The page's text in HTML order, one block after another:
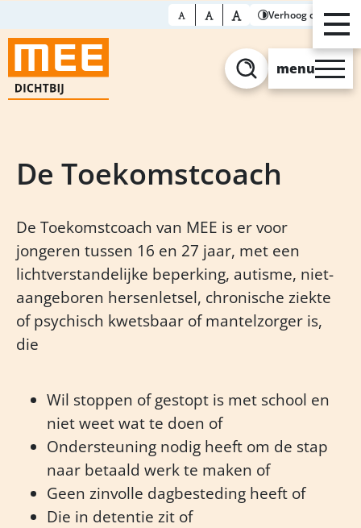
Verhoog contrast
Zoeken
menu
De Toekomstcoach
De Toekomstcoach van MEE is er voor
jongeren tussen 16 en 27 jaar, met een
lichtverstandelijke beperking, autisme, niet-
aangeboren hersenletsel, chronische ziekte
of psychisch kwetsbaar of mantelzorger is,
die
Wil stoppen of gestopt is met school en
niet weet wat te doen of
Ondersteuning nodig heeft om de stap
naar betaald werk te maken of
Geen zinvolle dagbesteding heeft of
Die in detentie zit of